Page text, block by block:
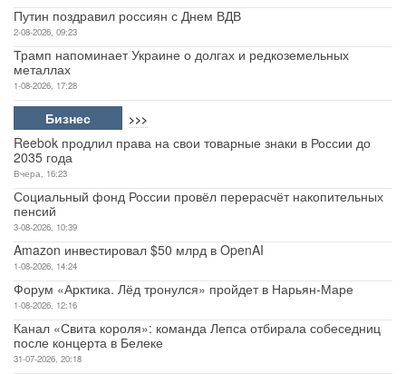
Путин поздравил россиян с Днем ВДВ
2-08-2026, 09:23
Трамп напоминает Украине о долгах и редкоземельных
металлах
1-08-2026, 17:28
Бизнес >>>
Reebok продлил права на свои товарные знаки в России до
2035 года
Вчера, 16:23
Социальный фонд России провёл перерасчёт накопительных
пенсий
3-08-2026, 10:39
Amazon инвестировал $50 млрд в OpenAI
1-08-2026, 14:24
Форум «Арктика. Лёд тронулся» пройдет в Нарьян-Маре
1-08-2026, 12:16
Канал «Свита короля»: команда Лепса отбирала собеседниц
после концерта в Белеке
31-07-2026, 20:18